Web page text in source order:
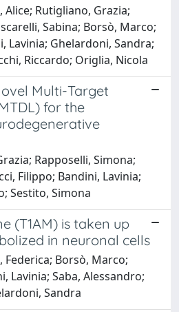
Alice; Rutigliano, Grazia;
Sabina; Borsò, Marco;
Lavinia; Ghelardoni, Sandra;
Riccardo; Origlia, Nicola
Multi-Target
for the
Rapposelli, Simona;
Filippo; Bandini, Lavinia;
Sestito, Simona
(T1AM) is taken up
in neuronal cells
Federica; Borsò, Marco;
Lavinia; Saba, Alessandro;
Sandra